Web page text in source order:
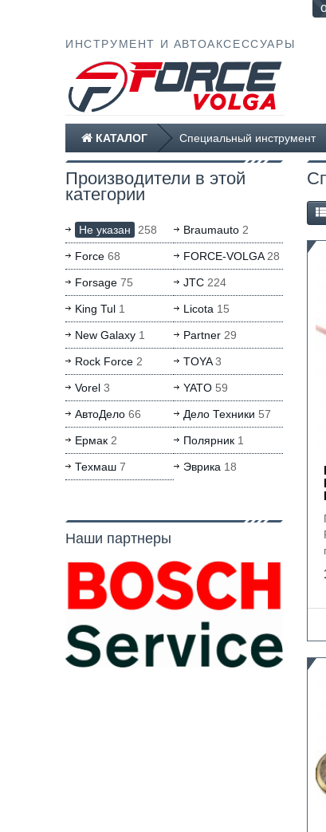
ИНСТРУМЕНТ И АВТОАКСЕССУАРЫ
КАТАЛОГ Специальный инструмент
Производители в этой
категории
Не указан 258 Braumauto 2
Force 68 FORCE-VOLGA28
Forsage 75 JTC 224
King Tul 1 Licota 15
New Galaxy 1 Partner 29
Rock Force 2 TOYA3
Vorel 3 YATO 59
АвтоДело 66 Дело Техники 57
Ермак 2 Полярник 1
Техмаш 7 Эврика 18
Наши партнеры